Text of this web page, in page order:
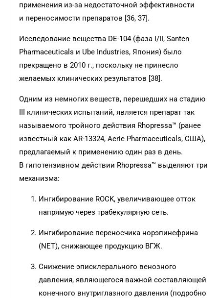
применения из-за недостаточной эффективности
и переносимости препаратов [36, 37].
Исследование вещества DE-104 (фаза I/II, Santen
Pharmaceuticals и Ube Industries, Япония) было
прекращено в 2010 г., поскольку не принесло
желаемых клинических результатов [38].
Одним из немногих веществ, перешедших на стадию
III клинических испытаний, является препарат так
называемого тройного действия Rhopressa™ (ранее
известный как AR-13324, Aerie Pharmaceuticals, США),
предлагаемый к применению один раз в день.
В гипотензивном действии Rhopressa™ выделяют три
механизма:
Ингибирование ROCK, увеличивающее отток
напрямую через трабекулярную сеть.
Ингибирование переносчика норэпинефрина
(NET), снижающее продукцию ВГЖ.
Снижение эписклерального венозного
давления, являющегося важной составляющей
конечного внутриглазного давления (подробно